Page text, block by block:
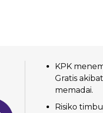
KPK
Gratis
memadai.
Risiko